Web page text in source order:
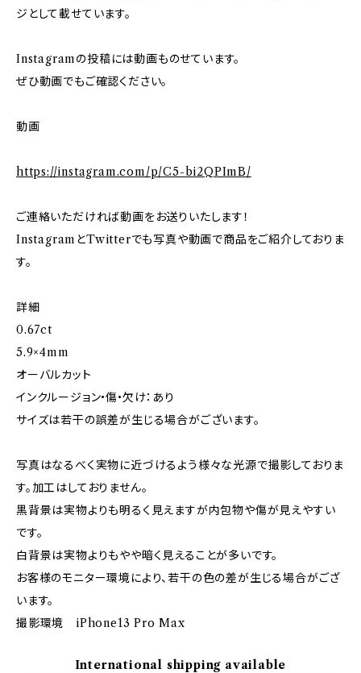
ジとして載せています。
Instagramの投稿には動画ものせています。
ぜひ動画でもご確認ください。
動画
https://instagram.com/p/C5-bi2QPImB/
ご連絡いただければ動画をお送りいたします！
InstagramとTwitterでも写真や動画で商品をご紹介しておりま
す。
詳細
0.67ct
5.9×4mm
オーバルカット
インクルージョン•傷•欠け：あり
サイズは若干の誤差が生じる場合がございます。
写真はなるべく実物に近づけるよう様々な光源で撮影しておりま
す。加工はしておりません。
黒背景は実物よりも明るく見えますが内包物や傷が見えやすい
です。
白背景は実物よりもやや暗く見えることが多いです。
お客様のモニター環境により、若干の色の差が生じる場合がござ
います。
撮影環境 iPhone13 Pro Max
International shipping available